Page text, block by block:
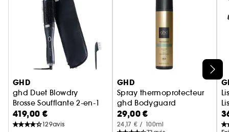
Ignorer le carrousel produits
GHD
ghd Duet Blowdry
Brosse Soufflante 2-en-1
419,00 €
129avis
GHD
Spray thermoprotecteur
ghd Bodyguard
Cheveux Fins
29,00 €
24,17 € / 100ml